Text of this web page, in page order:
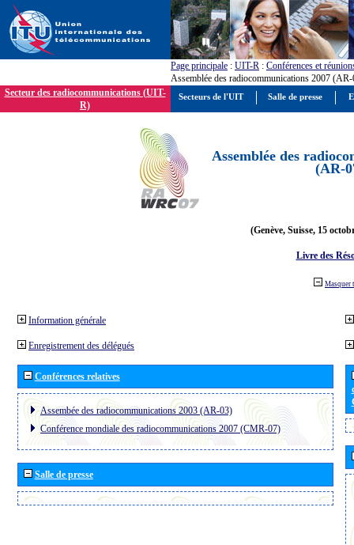
Page principale : UIT-R : Conférences et
Assemblée des radiocommunications 2007
Secteur des radiocommunications (UIT-
R)
Assemblée des
(AR-
(Genève, Suisse, 15
Livre des
Masquer
Information générale
Enregistrement des délégués
Conférences relatives
Assembée des radiocommunications 2003 (AR-03)
Conférence mondiale des radiocommunications 2007 (CMR-07)
Salle de presse
Secteurs de l'UIT Salle de presse